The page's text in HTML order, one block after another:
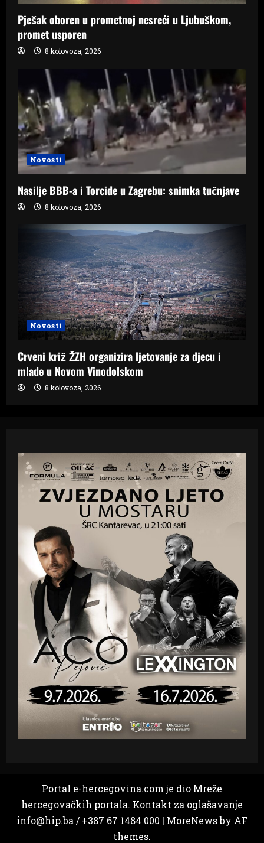
Pješak oboren u prometnoj nesreći u Ljubuškom,
promet usporen
8 kolovoza, 2026
Novosti
Nasilje BBB-a i Torcide u Zagrebu: snimka tučnjave
8 kolovoza, 2026
Novosti
Crveni križ ŽZH organizira ljetovanje za djecu i
mlade u Novom Vinodolskom
8 kolovoza, 2026
Portal e-hercegovina.com je dio Mreže
hercegovačkih portala. Kontakt za oglašavanje
info@hip.ba / +387 67 1484 000 | MoreNewsby AF
themes.